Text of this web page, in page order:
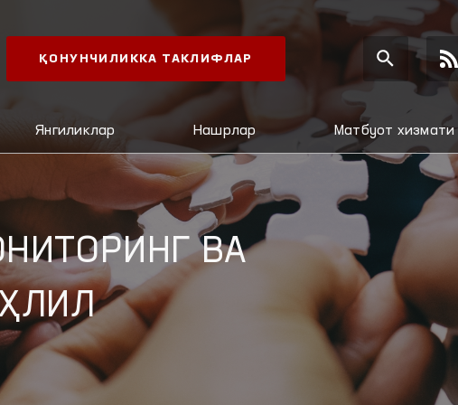
ҚОНУНЧИЛИККА ТАКЛИФЛАР
Янгиликлар Нашрлар Матбуот хизмати
ВА